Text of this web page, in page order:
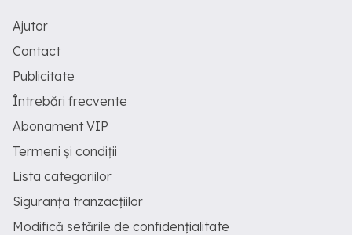
Ajutor
Contact
Publicitate
Întrebări frecvente
Abonament VIP
Termeni și condiții
Lista categoriilor
Siguranța tranzacțiilor
Modifică setările de confidențialitate